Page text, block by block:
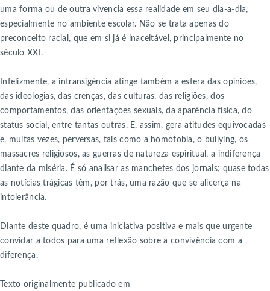
uma forma ou de outra vivencia essa realidade em seu dia-a-dia,
especialmente no ambiente escolar. Não se trata apenas do
preconceito racial, que em si já é inaceitável, principalmente no
século XXI.
Infelizmente, a intransigência atinge também a esfera das opiniões,
das ideologias, das crenças, das culturas, das religiões, dos
comportamentos, das orientações sexuais, da aparência física, do
status social, entre tantas outras. E, assim, gera atitudes equivocadas
e, muitas vezes, perversas, tais como a homofobia, o bullying, os
massacres religiosos, as guerras de natureza espiritual, a indiferença
diante da miséria. É só analisar as manchetes dos jornais; quase todas
as notícias trágicas têm, por trás, uma razão que se alicerça na
intolerância.
Diante deste quadro, é uma iniciativa positiva e mais que urgente
convidar a todos para uma reflexão sobre a convivência com a
diferença.
Texto originalmente publicado em